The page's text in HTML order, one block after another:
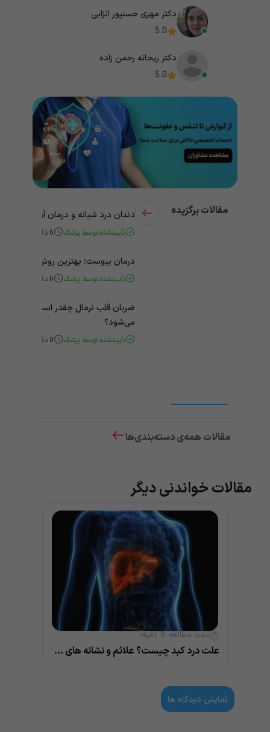
دکتر مهری حسنپور انزابی
5.0
دکتر ریحانه رحمن زاده
5.0
مقالات برگزیده دندان درد شبانه و درمان آن +
تأییدشده توسط پزشک 6 دقیقه
درمان یبوست؛ بهترین روش‌های
تأییدشده توسط پزشک 6 دقیقه
ضربان قلب نرمال چقدر است؟ چه
می‌شود؟
تأییدشده توسط پزشک 8 دقیقه
مقالات همه‌ی دسته‌بندی‌ها
مقالات خواندنی دیگر
مدت مطالعه:8 دقیقه
علت درد کبد چیست؟ علائم و نشانه های مهم بیماری کبد
نمایش دیدگاه ها